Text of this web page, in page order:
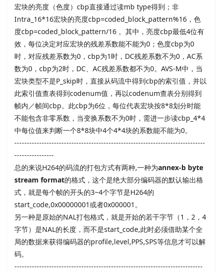
宏块的亮度（色度）cbp直接通过读mb type得到；非
Intra_16*16宏块的亮度cbp=coded_block_pattern%16，色
度cbp=coded_block_pattern/16 。其中，亮度cbp最低4位有
效，每位决定对应宏块的残差系数能不能为0；色度cbp为0
时，对应残差系数为0，cbp为1时，DC残差系数不为0，AC系
数为0，cbp为2时，DC、AC残差系数都不为0。AVS-M中，当
宏块类型不是P_skip时，直接从码流中得到cbp的索引值，并以
此索引值查表得到codenum值，再以codenum查表分别得到
帧内／帧间cbp。此cbp为6位，每位代表宏块按8*8划分时能
不能包含非零系数，当变换系数不为0时，需进一步读cbp_4*4
中每位值来判断一个8*8块中4个4*4块的系数能不能为0。
-----------------------------------------------------------------------------
----------------
总的来说H264的码流的打包方式有两种,一种为annex-b byte
stream format的格式，这个是绝大部分编码器的默认输出格
式，就是每个帧的开头的3~4个字节是H264的
start_code,0x00000001或者0x000001。
另一种是原始的NAL打包格式，就是开始的若干字节（1，2，4
字节）是NAL的长度，而不是start_code,此时必须借助某个全
局的数据来获得编码器的profile,level,PPS,SPS等信息才可以解
码。
----------------------------------------------------------------------------